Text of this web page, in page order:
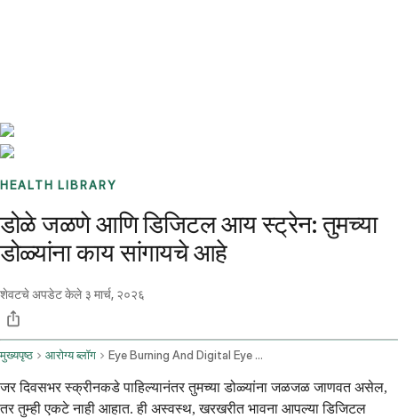
HEALTH LIBRARY
डोळे जळणे आणि डिजिटल आय स्ट्रेन: तुमच्या
डोळ्यांना काय सांगायचे आहे
शेवटचे अपडेट केले ३ मार्च, २०२६
मुख्यपृष्ठ आरोग्य ब्लॉग Eye Burning And Digital Eye Strain Relief And When To Seek Help
जर दिवसभर स्क्रीनकडे पाहिल्यानंतर तुमच्या डोळ्यांना जळजळ जाणवत असेल,
तर तुम्ही एकटे नाही आहात. ही अस्वस्थ, खरखरीत भावना आपल्या डिजिटल